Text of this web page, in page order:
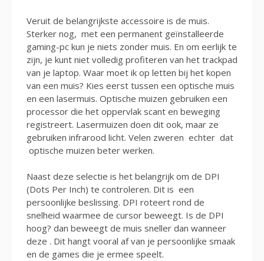
Veruit de belangrijkste accessoire is de muis.
Sterker nog, met een permanent geïnstalleerde
gaming-pc kun je niets zonder muis. En om eerlijk te
zijn, je kunt niet volledig profiteren van het trackpad
van je laptop. Waar moet ik op letten bij het kopen
van een muis? Kies eerst tussen een optische muis
en een lasermuis. Optische muizen gebruiken een
processor die het oppervlak scant en beweging
registreert. Lasermuizen doen dit ook, maar ze
gebruiken infrarood licht. Velen zweren echter dat
optische muizen beter werken.
Naast deze selectie is het belangrijk om de DPI
(Dots Per Inch) te controleren. Dit is een
persoonlijke beslissing. DPI roteert rond de
snelheid waarmee de cursor beweegt. Is de DPI
hoog? dan beweegt de muis sneller dan wanneer
deze . Dit hangt vooral af van je persoonlijke smaak
en de games die je ermee speelt.